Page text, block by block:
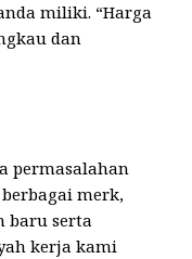
miliki. “Harga
dan
permasalahan
merk,
baru serta
kerja kami